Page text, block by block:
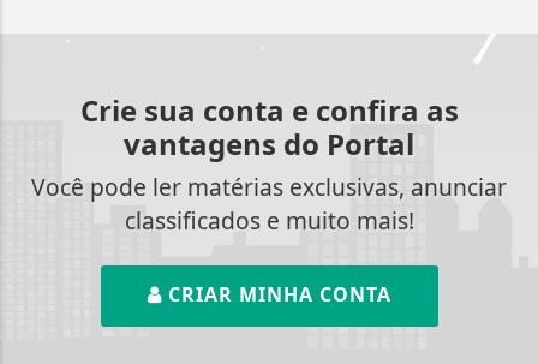
Crie sua conta e confira as
vantagens do Portal
Você pode ler matérias exclusivas, anunciar
classificados e muito mais!
CRIAR MINHA CONTA